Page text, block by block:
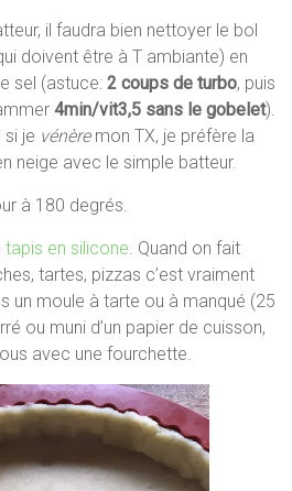
il faudra bien nettoyer le bol
doivent être à T ambiante) en
sel (astuce:2 coups de turbo, puis
4min/vit3,5 sans le gobelet).
si je vénèremon TX, je préfère la
neige avec le simple batteur.
à 180 degrés.
tapis en silicone. Quand on fait
tartes, pizzas c’est vraiment
un moule à tarte ou à manqué (25
ou muni d’un papier de cuisson,
avec une fourchette.